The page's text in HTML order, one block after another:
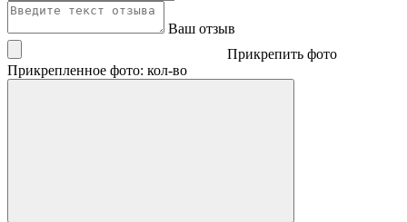
Ваш отзыв
Прикрепить фото
Прикрепленное фото: кол-во